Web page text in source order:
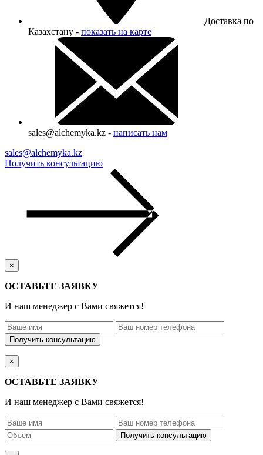
Доставка по
Казахстану - показать на карте
sales@alchemyka.kz - написать нам
sales@alchemyka.kz
Получить консультацию
×
ОСТАВЬТЕ ЗАЯВКУ
И наш менеджер с Вами свяжется!
×
ОСТАВЬТЕ ЗАЯВКУ
И наш менеджер с Вами свяжется!